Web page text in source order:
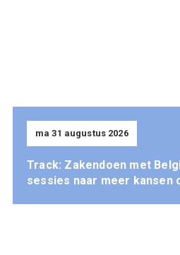
ma 31 augustus 2026
Track: Zakendoen met
sessies naar meer kansen